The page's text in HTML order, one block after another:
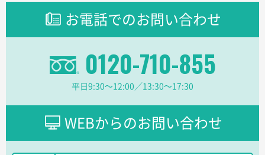
2026年02月16日 14:47
大阪府F社様
2026年02月13日 22:10
レスタスさんでは以前、自社封筒を製作していただき
ました早く、安く、丁寧につくられているので安心し
お電話でのお問い合わせ
0120-710-855
平日9:30〜12:00／13:30〜17:30
WEBからのお問い合わせ